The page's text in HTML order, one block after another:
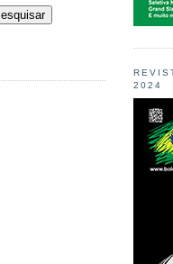
2024